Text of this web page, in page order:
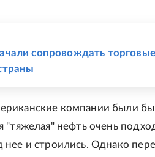
сопровождать
компании были бы
"тяжелая" нефть очень
и строились. Однако